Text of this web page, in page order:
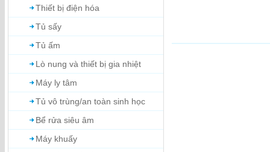
Thiết bị điện hóa
Tủ sấy
Tủ ấm
Lò nung và thiết bị gia nhiệt
Máy ly tâm
Tủ vô trùng/an toàn sinh học
Bể rửa siêu âm
Máy khuấy